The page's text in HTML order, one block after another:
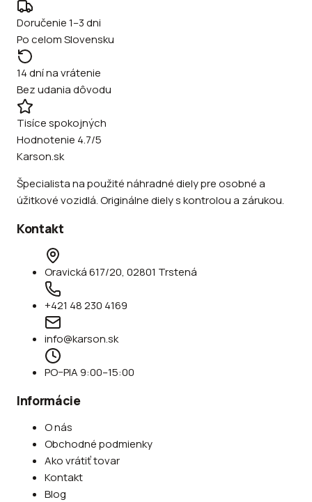
Doručenie 1–3 dni
Po celom Slovensku
14 dní na vrátenie
Bez udania dôvodu
Tisíce spokojných
Hodnotenie 4.7/5
Karson.sk
Špecialista na použité náhradné diely pre osobné a
úžitkové vozidlá. Originálne diely s kontrolou a zárukou.
Kontakt
Oravická 617/20, 02801 Trstená
+421 48 230 4169
info@karson.sk
PO–PIA 9:00–15:00
Informácie
O nás
Obchodné podmienky
Ako vrátiť tovar
Kontakt
Blog